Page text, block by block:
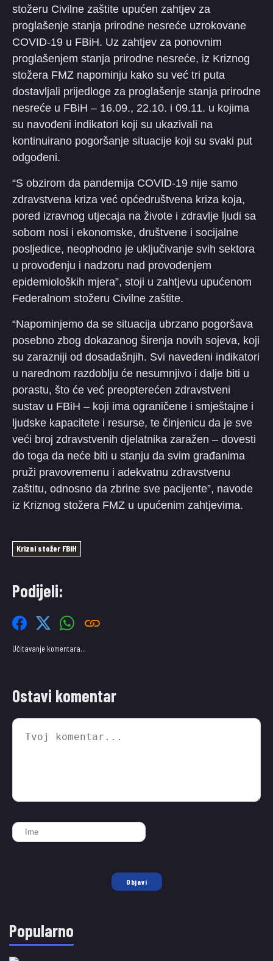
stožeru Civilne zaštite upućen zahtjev za
proglašenje stanja prirodne nesreće uzrokovane
COVID-19 u FBiH. Uz zahtjev za ponovnim
proglašenjem stanja prirodne nesreće, iz Kriznog
stožera FMZ napominju kako su već tri puta
dostavljali prijedloge za proglašenje stanja prirodne
nesreće u FBiH – 16.09., 22.10. i 09.11. u kojima
su navođeni indikatori koji su ukazivali na
kontinuirano pogoršanje situacije koji su svaki put
odgođeni.
“S obzirom da pandemija COVID-19 nije samo
zdravstvena kriza već općedruštvena kriza koja,
pored izravnog utjecaja na živote i zdravlje ljudi sa
sobom nosi i ekonomske, društvene i socijalne
posljedice, neophodno je uključivanje svih sektora
u provođenju i nadzoru nad provođenjem
epidemioloških mjera”, stoji u zahtjevu upućenom
Federalnom stožeru Civilne zaštite.
“Napominjemo da se situacija ubrzano pogoršava
posebno zbog dokazanog širenja novih sojeva, koji
su zarazniji od dosadašnjih. Svi navedeni indikatori
u narednom razdoblju će nesumnjivo i dalje biti u
porastu, što će već preopterećen zdravstveni
sustav u FBiH – koji ima ograničene i smještajne i
ljudske kapacitete i resurse, te činjenicu da je sve
veći broj zdravstvenih djelatnika zaražen – dovesti
do toga da neće biti u stanju da svim građanima
pruži pravovremenu i adekvatnu zdravstvenu
zaštitu, odnosno da zbrine sve pacijente”, navode
iz Kriznog stožera FMZ u upućenim zahtjevima.
Krizni stožer FBiH
Podijeli:
Učitavanje komentara…
Ostavi komentar
Objavi
Popularno